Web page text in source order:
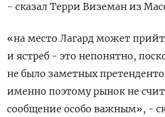
- сказал Терри Виземан из
«на ​место Лагард может
и ястреб - это непонятно,
не было заметных
именно поэтому рынок не
сообщение особо важным», -